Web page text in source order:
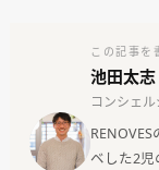
この記事を
池田太志
コンシェル
ベした2